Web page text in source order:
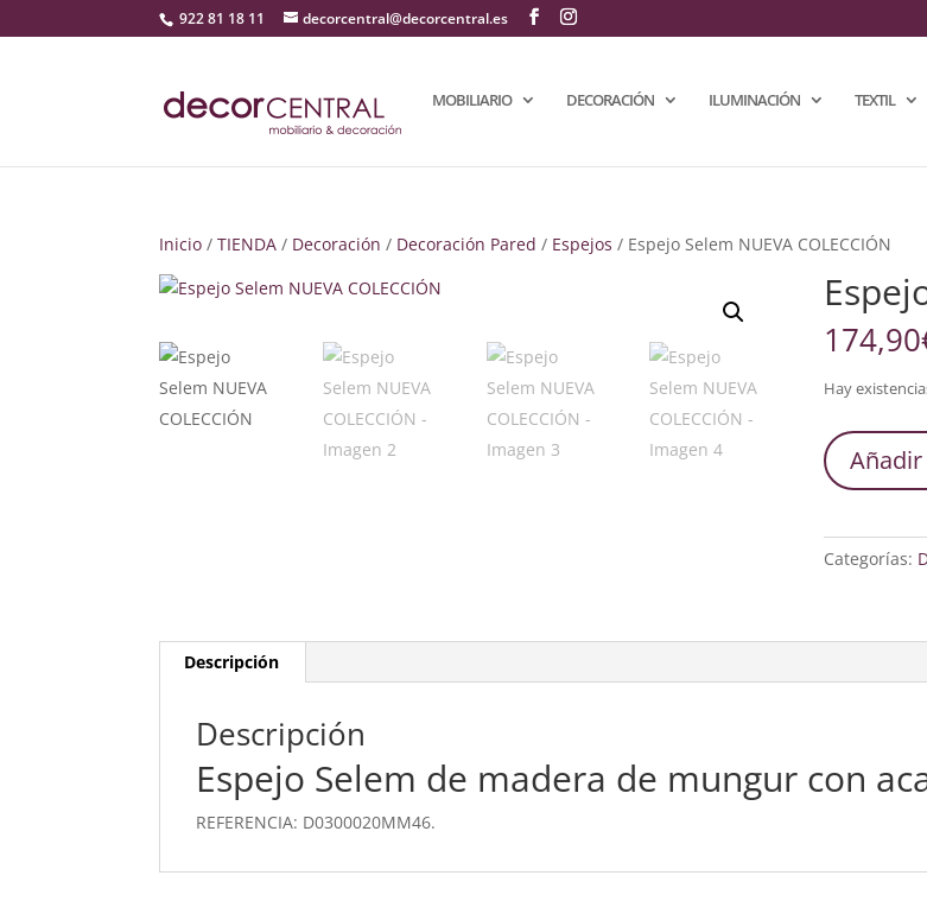
922 81 18 11 decorcentral@decorcentral.es
MOBILIARIO DECORACIÓN ILUMINACIÓN TEXTIL
Inicio /TIENDA / Decoración / Decoración Pared / Espejos / Espejo Selem NUEVA COLECCIÓN
174,90
Hay
Espejo
Selem
NUEVA
cantidad
Categorías:
Descripción
Descripción
Espejo Selem de madera de mungur con
REFERENCIA: D0300020MM46.